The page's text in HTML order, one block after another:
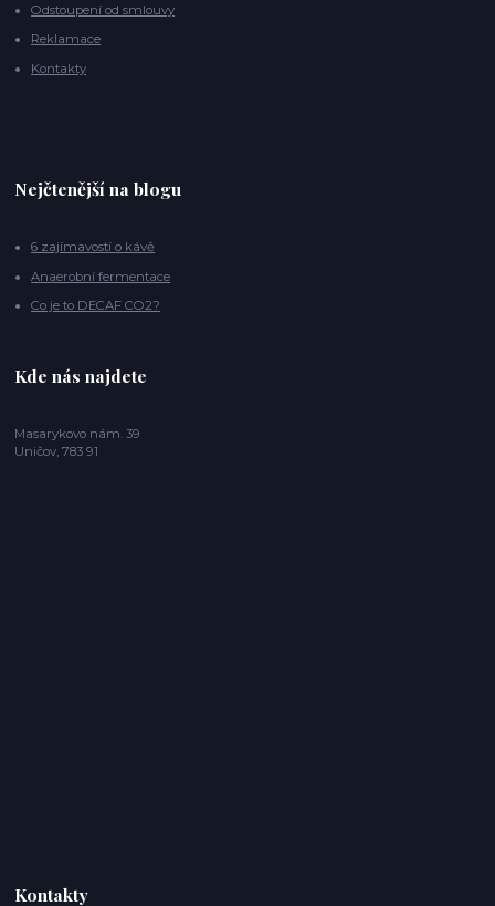
Odstoupení od smlouvy
Reklamace
Kontakty
Nejčtenější na blogu
6 zajímavostí o kávě
Anaerobní fermentace
Co je to DECAF CO2?
Kde nás najdete
Masarykovo nám. 39
Uničov, 783 91
Kontakty